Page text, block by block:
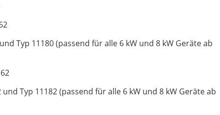
Typ 11180 (passend für alle 6 kW und 8 kW Geräte ab
Typ 11182 (passend für alle 6 kW und 8 kW Geräte ab